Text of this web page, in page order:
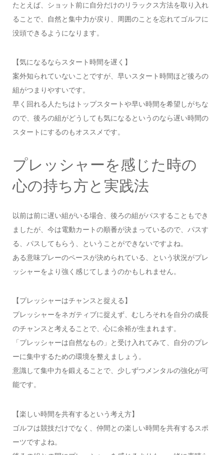
たとえば、ショット前に自分だけのリラックス方法を取り入れ
ることで、自然と集中力が戻り、周囲のことを忘れてゴルフに
没頭できるようになります。
【気になるならスタート時間を遅く】
案外知られていないことですが、早いスタート時間ほど後ろの
組がつまりやすいです。
早く回れる人たちはトップスタートや早い時間を希望しがちな
ので、後ろの組がどうしても気になるというのなら遅い時間の
スタートにするのもオススメです。
プレッシャーを感じた時の
心の持ち方と実践法
以前は前に遅い組がいる場合、後ろの組がパスすることもでき
ましたが、今は電動カートの順番が決まっているので、パスす
る、パスしてもらう、ということができないですよね。
ある意味プレーのペースが決められている、という状況がプレ
ッシャーをより強く感じてしまうのかもしれません。
【プレッシャーはチャンスと捉える】
プレッシャーをネガティブに捉えず、むしろそれを自分の成長
のチャンスと考えることで、心に余裕が生まれます。
「プレッシャーは自然なもの」と受け入れてみて、自分のプレ
ーに集中するための環境を整えましょう。
意識して集中力を鍛えることで、少しずつメンタルの強化が可
能です。
【楽しい時間を共有するという考え方】
ゴルフは競技だけでなく、仲間との楽しい時間を共有するスポ
ーツですよね。